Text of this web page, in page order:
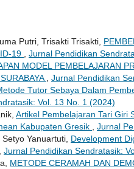
Putri, Trisakti Trisakti,
19 , Jurnal Pendidikan
MODEL PEMBELAJARAN
, Jurnal Pendidikan
Tutor Sebaya Dalam
Vol. 13 No. 1 (2024)
Artikel Pembelajaran Tari Giri
Kabupaten Gresik , Jurnal
Yanuartuti, Development
, Jurnal Pendidikan Sendratasik:
METODE CERAMAH DAN